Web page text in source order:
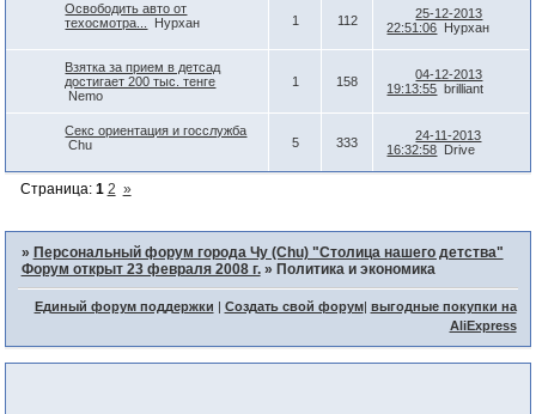
Освободить авто от
техосмотра...
Нурхан 1 112
25-12-2013
22:51:06
Нурхан
Взятка за прием в детсад
достигает 200 тыс. тенге
Nemo
1 158
04-12-2013
19:13:55 brilliant
Секс ориентация и госслужба
Chu
5 333
24-11-2013
16:32:58
Drive
Страница: 1 2 »
» Персональный форум города Чу (Chu) "Столица нашего детства"
Форум открыт 23 февраля 2008 г. » Политика и экономика
Единый форум поддержки Создать свой форум| выгодные покупки на
AliExpress